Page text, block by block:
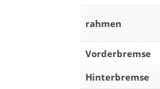
rahmen
Vorderbremse
Hinterbremse